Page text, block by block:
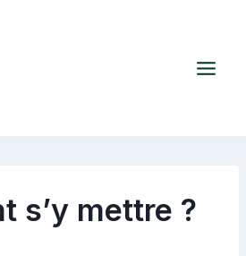
s’y mettre ?